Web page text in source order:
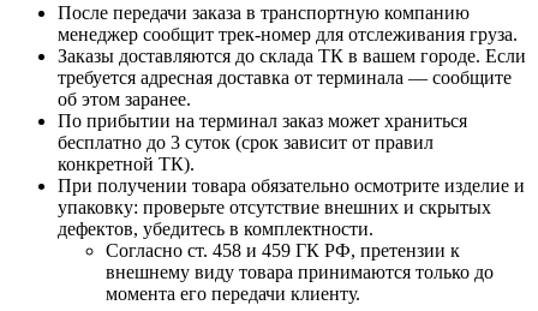
После передачи заказа в транспортную компанию
менеджер сообщит трек-номер для отслеживания груза.
Заказы доставляются до склада ТК в вашем городе. Если
требуется адресная доставка от терминала — сообщите
об этом заранее.
По прибытии на терминал заказ может храниться
бесплатно до 3 суток (срок зависит от правил
конкретной ТК).
При получении товара обязательно осмотрите изделие и
упаковку: проверьте отсутствие внешних и скрытых
дефектов, убедитесь в комплектности.
Согласно ст. 458 и 459 ГК РФ, претензии к
внешнему виду товара принимаются только до
момента его передачи клиенту.